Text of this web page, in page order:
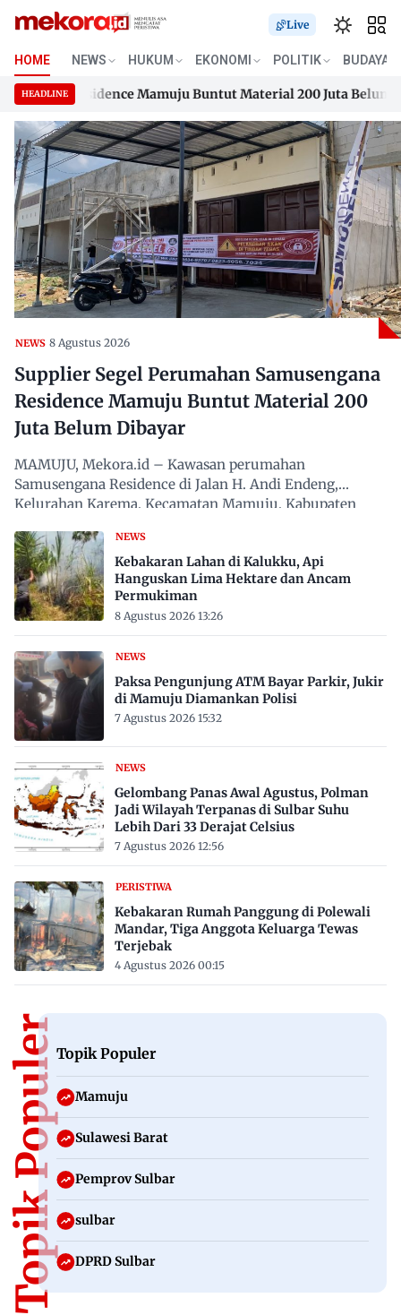
Skip
content
Live
HOME NEWS HUKUM EKONOMI POLITIK BUDAYA
HEADLINE
Residence Mamuju Buntut Material 200 Juta Belum
Residence Mamuju Buntut Material 200 Juta Belum
NEWS 8 Agustus 2026
Supplier Segel Perumahan Samusengana
Residence Mamuju Buntut Material 200
Juta Belum Dibayar
MAMUJU, Mekora.id – Kawasan perumahan
Samusengana Residence di Jalan H. Andi Endeng,
Kelurahan Karema, Kecamatan Mamuju, Kabupaten
NEWS
Kebakaran Lahan di Kalukku, Api
Hanguskan Lima Hektare dan Ancam
Permukiman
8 Agustus 2026 13:26
NEWS
Paksa Pengunjung ATM Bayar Parkir, Jukir
di Mamuju Diamankan Polisi
7 Agustus 2026 15:32
NEWS
Gelombang Panas Awal Agustus, Polman
Jadi Wilayah Terpanas di Sulbar Suhu
Lebih Dari 33 Derajat Celsius
7 Agustus 2026 12:56
PERISTIWA
Kebakaran Rumah Panggung di Polewali
Mandar, Tiga Anggota Keluarga Tewas
Terjebak
4 Agustus 2026 00:15
Topik PopulerTopik Populer
Mamuju
Sulawesi Barat
Pemprov Sulbar
sulbar
DPRD Sulbar